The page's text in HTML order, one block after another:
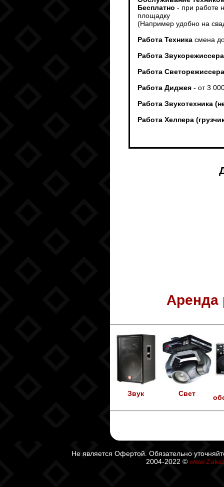
Бесплатно - при работе
площадку
(Например удобно на
Работа Техника смена
Работа Звукорежиссера
Работа Светорежиссера
Работа Диджея - от 3
Работа Звукотехника
Работа Хелпера
Аренда
Звук Свет
Не является Офертой. Обязательно
2004-2022 ©